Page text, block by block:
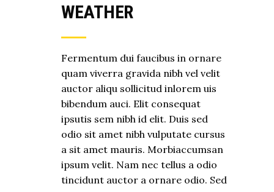
WEATHER
Fermentum dui faucibus in ornare
quam viverra gravida nibh vel velit
auctor aliqu sollicitud inlorem uis
bibendum auci. Elit consequat
ipsutis sem nibh id elit. Duis sed
odio sit amet nibh vulputate cursus
a sit amet mauris. Morbiaccumsan
ipsum velit. Nam nec tellus a odio
tincidunt auctor a ornare odio. Sed